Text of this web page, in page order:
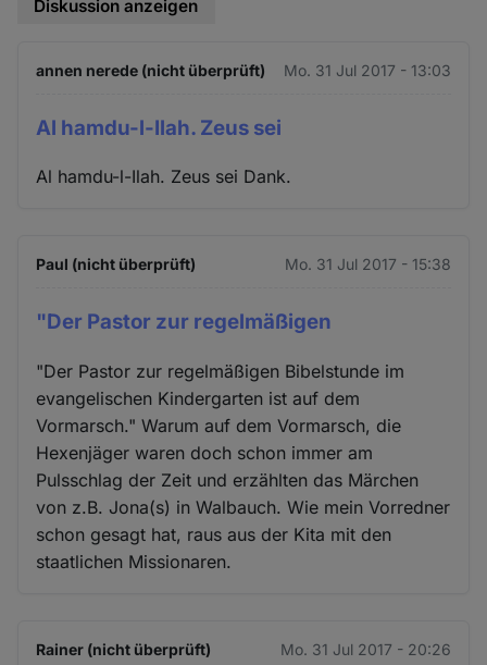
Diskussion anzeigen
annen nerede (nicht überprüft) Mo. 31 Jul 2017 - 13:03
Al hamdu-l-Ilah. Zeus sei
Al hamdu-l-Ilah. Zeus sei Dank.
Paul (nicht überprüft) Mo. 31 Jul 2017 - 15:38
"Der Pastor zur regelmäßigen
"Der Pastor zur regelmäßigen Bibelstunde im
evangelischen Kindergarten ist auf dem
Vormarsch." Warum auf dem Vormarsch, die
Hexenjäger waren doch schon immer am
Pulsschlag der Zeit und erzählten das Märchen
von z.B. Jona(s) in Walbauch. Wie mein Vorredner
schon gesagt hat, raus aus der Kita mit den
staatlichen Missionaren.
Rainer (nicht überprüft) Mo. 31 Jul 2017 - 20:26